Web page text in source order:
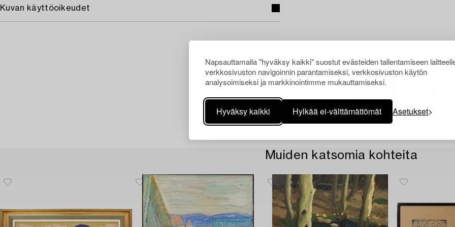
Napsauttamalla "hyväksy kaikki" suostut evästeiden tallentamiseen
verkkosivuston navigoinnin parantamiseksi, verkkosivuston käytön
analysoimiseksi ja markkinointimme mukauttamiseksi.
Hyväksy kaikki Hylkää ei-välttämättömät Asetukset
Kuvan käyttöoikeudet
Muiden katsomia kohteita